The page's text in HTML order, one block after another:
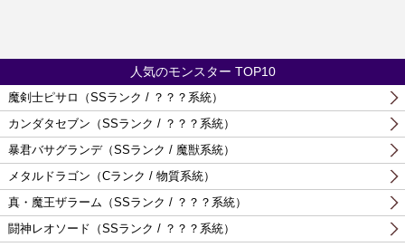
人気のモンスター TOP10
魔剣士ピサロ（SSランク / ？？？系統）
カンダタセブン（SSランク / ？？？系統）
暴君バサグランデ（SSランク / 魔獣系統）
メタルドラゴン（Cランク / 物質系統）
真・魔王ザラーム（SSランク / ？？？系統）
闘神レオソード（SSランク / ？？？系統）